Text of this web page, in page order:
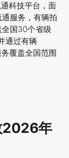
科技平台，面
服务，有辆拍
国30个省级
通过有辆
覆盖全国范围
2026年